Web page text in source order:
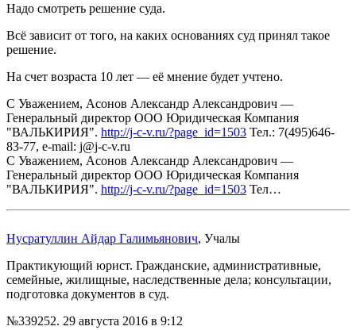
Надо смотреть решение суда.
Всё зависит от того, на каких основаниях суд принял такое
решение.
На счет возраста 10 лет — её мнение будет учтено.
С Уважением, Асонов Александр Александрович —
Генеральный директор ООО Юридическая Компания
"ВАЛЬКИРИЯ". http://j-c-v.ru/?page_id=1503 Тел.: 7(495)646-
83-77, e-mail: j@j-c-v.ru
С Уважением, Асонов Александр Александрович —
Генеральный директор ООО Юридическая Компания
"ВАЛЬКИРИЯ". http://j-c-v.ru/?page_id=1503 Тел…
Нусратуллин Айдар Галимьянович, Учалы
Практикующий юрист. Гражданские, административные,
семейные, жилищные, наследственные дела; консультации,
подготовка документов в суд.
№339252. 29 августа 2016 в 9:12